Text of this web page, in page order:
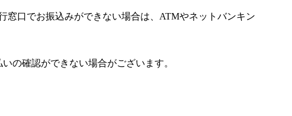
口でお振込みができない場合は、ATMやネットバンキン
の確認ができない場合がございます。